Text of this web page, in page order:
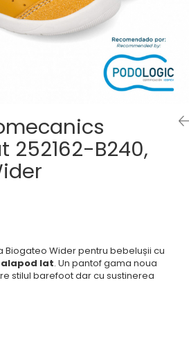
252162-B240,
Biogateo Wider pentru bebelușii cu
lat. Un pantof gama noua
stilul barefoot dar cu sustinerea